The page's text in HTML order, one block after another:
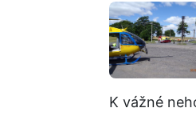
K vážné